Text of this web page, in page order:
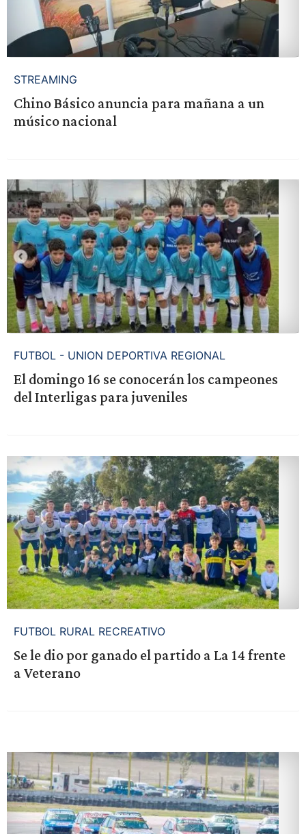
STREAMING
Chino Básico anuncia para mañana a un
músico nacional
FUTBOL - UNION DEPORTIVA REGIONAL
El domingo 16 se conocerán los campeones
del Interligas para juveniles
FUTBOL RURAL RECREATIVO
Se le dio por ganado el partido a La 14 frente
a Veterano